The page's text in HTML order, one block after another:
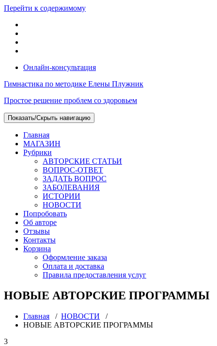
Перейти к содержимому
Онлайн-консультация
Гимнастика по методике Елены Плужник
Простое решение проблем со здоровьем
Показать/Скрыть навигацию
Главная
МАГАЗИН
Рубрики
АВТОРСКИЕ СТАТЬИ
ВОПРОС-ОТВЕТ
ЗАДАТЬ ВОПРОС
ЗАБОЛЕВАНИЯ
ИСТОРИИ
НОВОСТИ
Попробовать
Об авторе
Отзывы
Контакты
Корзина
Оформление заказа
Оплата и доставка
Правила предоставления услуг
НОВЫЕ АВТОРСКИЕ ПРОГРАММЫ
Главная / НОВОСТИ /
НОВЫЕ АВТОРСКИЕ ПРОГРАММЫ
3